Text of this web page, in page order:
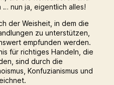
nun ja, eigentlich alles!
der Weisheit, in dem die
zu unterstützen,
empfunden werden.
für richtiges Handeln, die
sind durch die
Konfuzianismus und